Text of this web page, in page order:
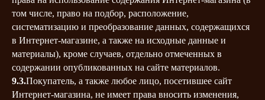
том числе, право на подбор, расположение,
систематизацию и преобразование данных, содержащихся
в Интернет-магазине, а также на исходные данные и
материалы), кроме случаев, отдельно отмеченных в
содержании опубликованных на сайте материалов.
9.3.Покупатель, а также любое лицо, посетившее сайт
Интернет-магазина, не имеет права вносить изменения,